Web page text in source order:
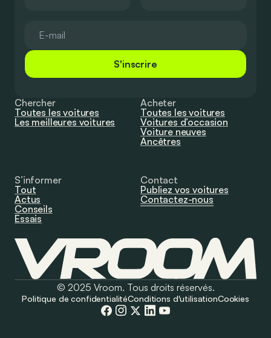
S'inscrire
Chercher
Toutes les voitures
Les meilleures voitures
Acheter
Toutes les voitures
Voitures d’occasion
Voiture neuves
Ancêtres
S’informer
Tout
Actus
Conseils
Essais
Contact
Publiez vos voitures
Contactez-nous
© 2025 Vroom. Tous droits réservés.
Politique de confidentialitéConditions d'utilisationCookies